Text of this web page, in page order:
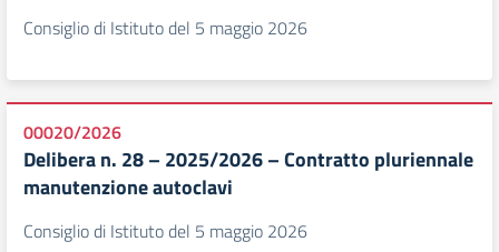
Consiglio di Istituto del 5 maggio 2026
00020/2026
Delibera n. 28 – 2025/2026 – Contratto pluriennale
manutenzione autoclavi
Consiglio di Istituto del 5 maggio 2026